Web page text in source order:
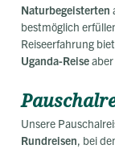
Naturbegeisterten
bestmöglich
Reiseerfahrung
Uganda-Reise
Unsere
Rundreisen, bei